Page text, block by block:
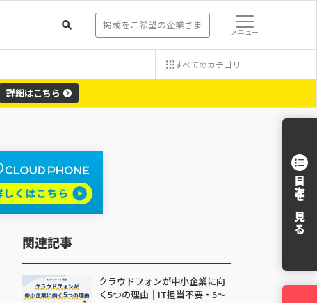
掲載をご希望の企業さま メニュー
すべてのカテゴリ
詳細はこちら
目次を見る
関連記事
クラウドフォンが中小企業に向
く5つの理由｜IT担当不要・5〜